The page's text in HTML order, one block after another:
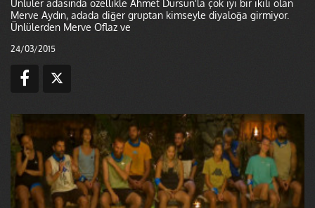
Ünlüler adasında özellikle Ahmet Dursun'la çok iyi bir ikili olan
Merve Aydın, adada diğer gruptan kimseyle diyaloğa girmiyor.
Ünlülerden Merve Oflaz ve
24/03/2015